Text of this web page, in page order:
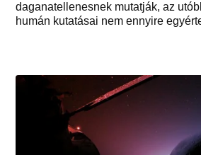
daganatellenesnek mutatják, az
humán kutatásai nem ennyire